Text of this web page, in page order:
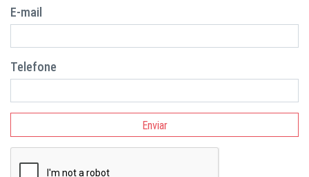
E-mail
Telefone
Enviar